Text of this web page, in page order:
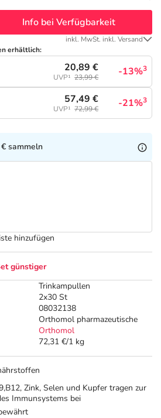
günstiger
Trinkampullen
2x30 St
08032138
Orthomol pharmazeutische
Orthomol
72,31 €/1 kg
Info bei Verfügbarkeit
inkl. MwSt. inkl. Versand
erhältlich:
20,89 €
UVP¹ 23,99 € -13%3
57,49 €
UVP¹ 72,99 € -21%3
sammeln
hinzufügen
Zink, Selen und Kupfer tragen zur
Immunsystems bei